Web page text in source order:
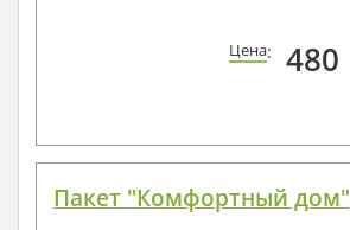
Цена: 480
Пакет "Комфортный дом"